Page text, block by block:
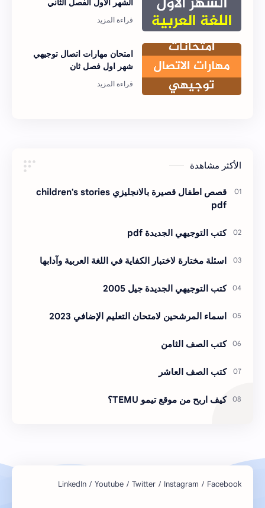
الشهر الاول الفصل الثاني
امتحان مهارات اتصال توجيهي
شهر اول فصل ثان
الأكثر مشاهدة
قصص اطفال قصيرة بالانجليزي children's stories
pdf
كتب التوجيهي الجديدة pdf
اسئلة مختارة لاختبار الكفاية في اللغة العربية وآدابها
كتب التوجيهي الجديدة جيل 2005
اسماء المرشحين لامتحان التعليم الإضافي 2023
كتب الصف الثامن
كتب الصف العاشر
كيف اربح من موقع تيمو TEMU؟